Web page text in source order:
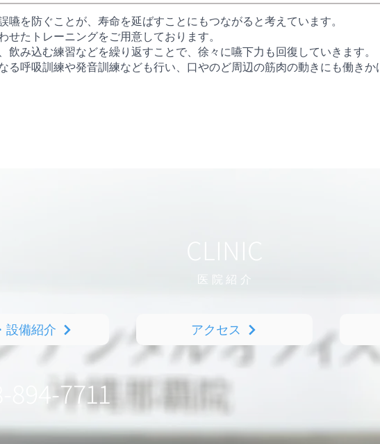
嚥を防ぐことが、寿命を延ばすことにもつながると考えています。
せたトレーニングをご用意しております。
飲み込む練習などを繰り返すことで、徐々に嚥下力も回復していきます。
る呼吸訓練や発音訓練なども行い、口やのど周辺の筋肉の動きにも働きか
医院紹 介
設備紹介 アクセス
894-7711